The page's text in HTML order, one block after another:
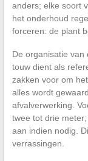
anders; elke soort
het onderhoud
forceren: de plant
De organisatie van
touw dient als
zakken voor om het
alles wordt
afvalverwerking.
twee tot drie
aan indien nodig.
verrassingen.